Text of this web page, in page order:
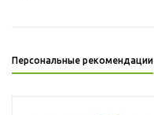
Персональные рекомендации